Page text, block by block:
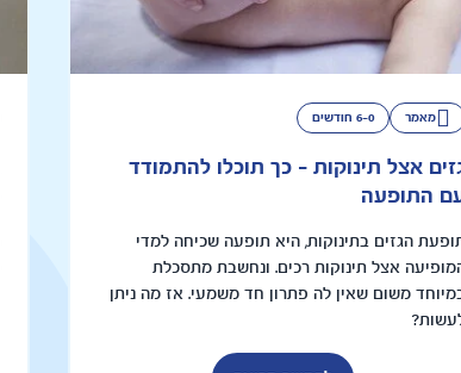
מאמר 6-0 חודשים
אצל תינוקות - כך תוכלו להתמודד
התופעה
הגזים בתינוקות, היא תופעה שכיחה למדי
אצל תינוקות רכים. ונחשבת מתסכלת
משום שאין לה פתרון חד משמעי. אז מה ניתן